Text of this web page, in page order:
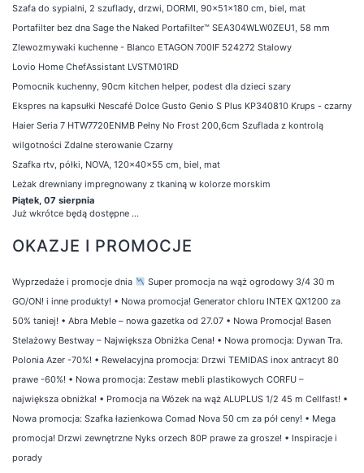
Szafa do sypialni, 2 szuflady, drzwi, DORMI, 90x51x180 cm, biel, mat
Portafilter bez dna Sage the Naked Portafilter™ SEA304WLW0ZEU1, 58 mm
Zlewozmywaki kuchenne - Blanco ETAGON 700IF 524272 Stalowy
Lovio Home ChefAssistant LVSTM01RD
Pomocnik kuchenny, 90cm kitchen helper, podest dla dzieci szary
Ekspres na kapsułki Nescafé Dolce Gusto Genio S Plus KP340810 Krups - czarny
Haier Seria 7 HTW7720ENMB Pełny No Frost 200,6cm Szuflada z kontrolą
wilgotności Zdalne sterowanie Czarny
Szafka rtv, półki, NOVA, 120x40x55 cm, biel, mat
Leżak drewniany impregnowany z tkaniną w kolorze morskim
Piątek, 07 sierpnia
Już wkrótce będą dostępne ...
OKAZJE I PROMOCJE
Wyprzedaże i promocje dnia
Super promocja na wąż ogrodowy 3/4 30 m
GO/ON! i inne produkty! • Nowa promocja! Generator chloru INTEX QX1200 za
50% taniej! • Abra Meble – nowa gazetka od 27.07 • Nowa Promocja! Basen
Stelażowy Bestway – Największa Obniżka Cena! • Nowa promocja: Dywan Tra.
Polonia Azer -70%! • Rewelacyjna promocja: Drzwi TEMIDAS inox antracyt 80
prawe -60%! • Nowa promocja: Zestaw mebli plastikowych CORFU –
największa obniżka! • Promocja na Wózek na wąż ALUPLUS 1/2 45 m Cellfast! •
Nowa promocja: Szafka łazienkowa Comad Nova 50 cm za pół ceny! • Mega
promocja! Drzwi zewnętrzne Nyks orzech 80P prawe za grosze! • Inspiracje i
porady